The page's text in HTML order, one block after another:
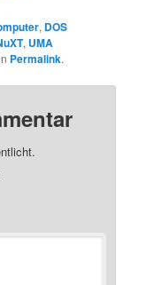
, DOS
, UMA
Permalink.